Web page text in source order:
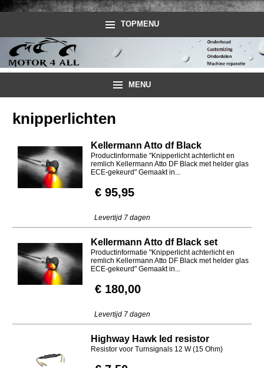
TOPMENU
MENU
knipperlichten
Kellermann Atto df Black
Productinformatie "Knipperlicht achterlicht en
remlich Kellermann Atto DF Black met helder glas
ECE-gekeurd" Gemaakt in...
€ 95,95
Levertijd 7 dagen
Kellermann Atto df Black set
Productinformatie "Knipperlicht achterlicht en
remlich Kellermann Atto DF Black met helder glas
ECE-gekeurd" Gemaakt in...
€ 180,00
Levertijd 7 dagen
Highway Hawk led resistor
Resistor voor Turnsignals 12 W (15 Ohm)